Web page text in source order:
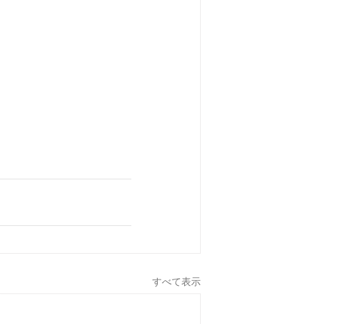
すべて表示